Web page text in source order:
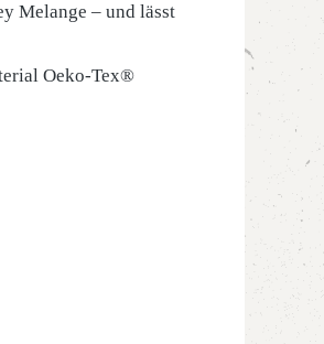
Melange – und lässt
Oeko-Tex®